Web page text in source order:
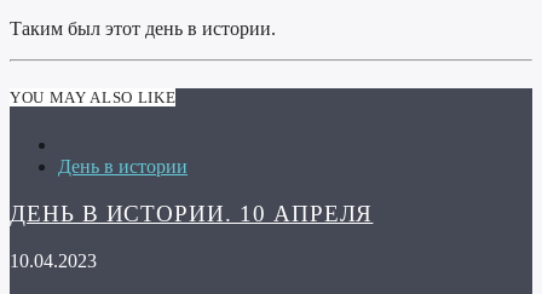
Таким был этот день в истории.
YOU MAY ALSO LIKE
День в истории
ДЕНЬ В ИСТОРИИ. 10 АПРЕЛЯ
10.04.2023